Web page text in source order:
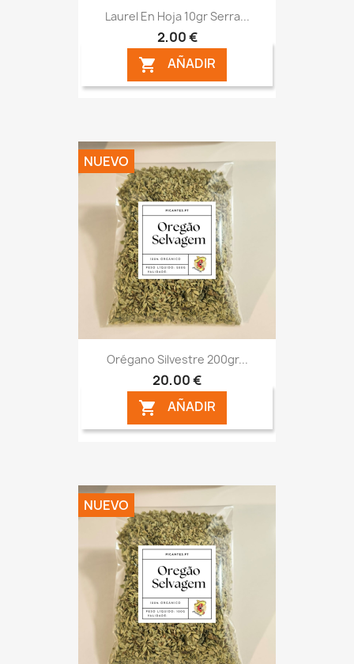
Laurel En Hoja 10gr Serra...
2,00 €
 AÑADIR
Orégano Silvestre 200gr...
20,00 €
 AÑADIR
NUEVO
NUEVO